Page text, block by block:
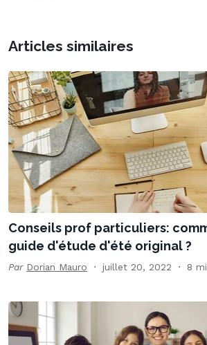
Articles similaires
Conseils prof particuliers:
guide d'étude d'été original ?
Par Dorian Mauro juillet 20, 2022 8